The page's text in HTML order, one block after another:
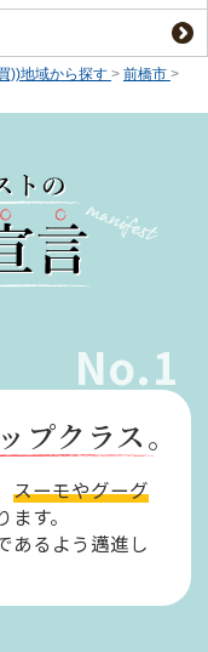
))地域から探す > 前橋市 >
No.1
プクラス。
スーモやグーグ
す。
あるよう邁進し